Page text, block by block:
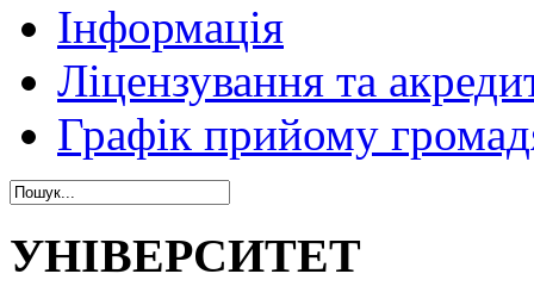
Інформація
Ліцензування та
Графік прийому
УНІВЕРСИТЕТ